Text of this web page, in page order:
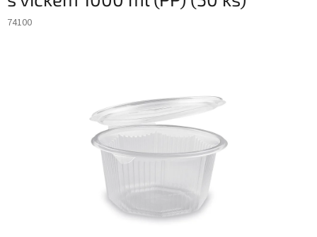
74100